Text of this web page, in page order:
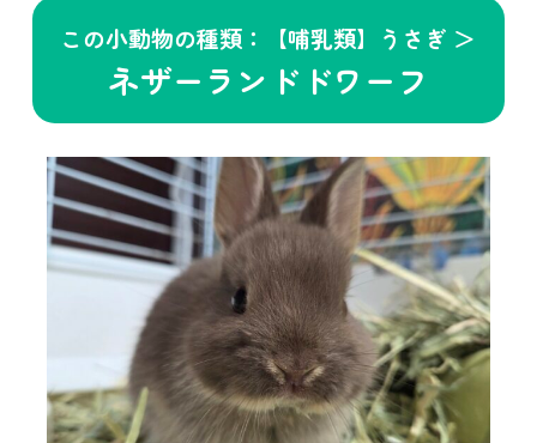
この小動物の種類：【哺乳類】うさぎ ＞
ネザーランドドワーフ